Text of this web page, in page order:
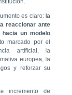
es claro:la
reaccionar ante
un modelo
marcado por el
artificial, la
europea, la
y reforzar su
incremento de